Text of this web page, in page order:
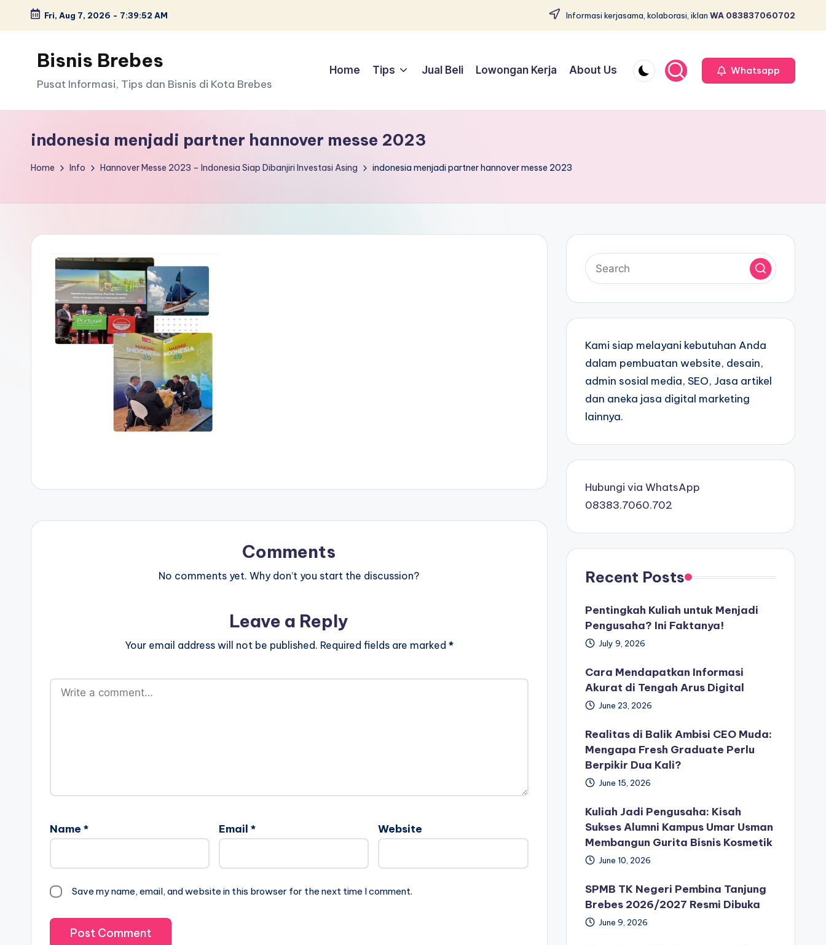
Skip
content
Fri, Aug 7, 2026 - 7:39:52 AM Informasi kerjasama, kolaborasi, iklan WA 083837060702
Bisnis Brebes
Pusat Informasi, Tips dan Bisnis di Kota Brebes
Home Tips Jual Beli Lowongan Kerja About Us Whatsapp
indonesia menjadi partner hannover messe 2023
Home Info Hannover Messe 2023 – Indonesia Siap Dibanjiri Investasi Asing indonesia menjadi partner hannover messe 2023
Comments
No comments yet. Why don’t you start the discussion?
Leave a Reply
Your email address will not be published. Required fields are marked *
Name * Email * Website
Save my name, email, and website in this browser for the next time I comment.
Kami siap melayani kebutuhan Anda
dalam pembuatan website, desain,
admin sosial media, SEO, Jasa artikel
dan aneka jasa digital marketing
lainnya.
Hubungi via WhatsApp
08383.7060.702
Recent Posts
Pentingkah Kuliah untuk Menjadi
Pengusaha? Ini Faktanya!
July 9, 2026
Cara Mendapatkan Informasi
Akurat di Tengah Arus Digital
June 23, 2026
Realitas di Balik Ambisi CEO Muda:
Mengapa Fresh Graduate Perlu
Berpikir Dua Kali?
June 15, 2026
Kuliah Jadi Pengusaha: Kisah
Sukses Alumni Kampus Umar Usman
Membangun Gurita Bisnis Kosmetik
June 10, 2026
SPMB TK Negeri Pembina Tanjung
Brebes 2026/2027 Resmi Dibuka
June 9, 2026